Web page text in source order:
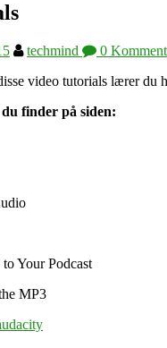
techmind
0
video tutorials lærer du
finder på siden:
Your Podcast
MP3